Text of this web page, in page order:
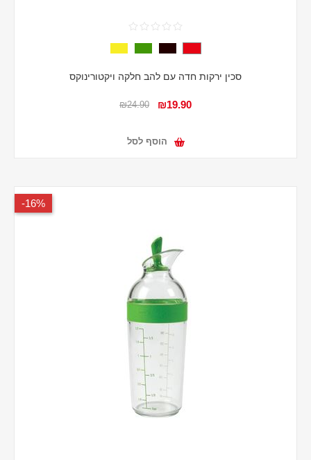
סכין ירקות חדה עם להב חלקה ויקטורינוקס
₪19.90
₪24.90
הוסף לסל
16%-